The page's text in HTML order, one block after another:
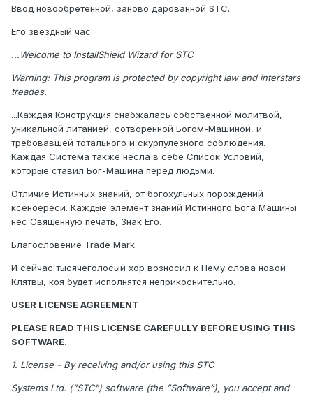
Ввод новообретённой, заново дарованной STC.
Его звёздный час.
...Welcome to InstallShield Wizard for STC
Warning: This program is protected by copyright law and interstars
treades.
...Каждая Конструкция снабжалась собственной молитвой,
уникальной литанией, сотворённой Богом-Машиной, и
требовавшей тотального и скурпулёзного соблюдения.
Каждая Система также несла в себе Список Условий,
которые ставил Бог-Машина перед людьми.
Отличие Истинных знаний, от богохульных порождений
ксеноереси. Каждые элемент знаний Истинного Бога Машины
нёс Священную печать, Знак Его.
Благословение Trade Mark.
И сейчас тысячеголосый хор возносил к Нему слова новой
Клятвы, коя будет исполнятся неприкоснительно.
USER LICENSE AGREEMENT
PLEASE READ THIS LICENSE CAREFULLY BEFORE USING THIS
SOFTWARE.
1. License - By receiving and/or using this STC
Systems Ltd. ("STC") software (the ”Software”), you accept and